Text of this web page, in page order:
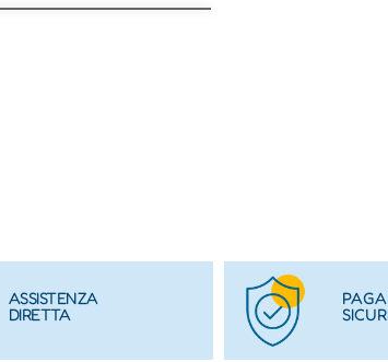
ASSISTENZA
DIRETTA